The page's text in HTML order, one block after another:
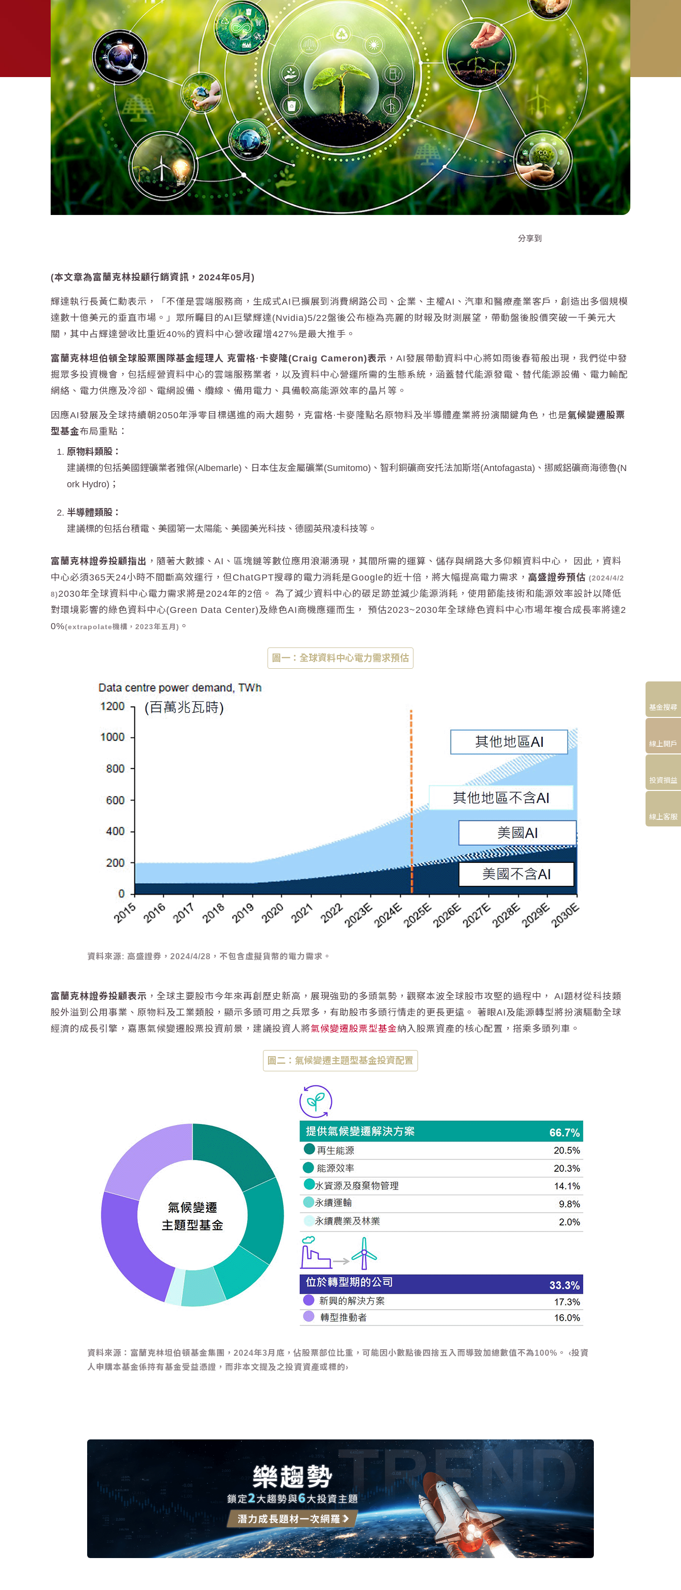
分享到
(本文章為富蘭克林投顧行銷資訊，2024年05月)
輝達執行長黃仁勳表示，「不僅是雲端服務商，生成式AI已擴展到消費網路公司、企業、主權AI、汽車和醫療產業客戶，創造出多個規模
達數十億美元的垂直市場。」眾所矚目的AI巨擘輝達(Nvidia)5/22盤後公布極為亮麗的財報及財測展望，帶動盤後股價突破一千美元大
關，其中占輝達營收比重近40%的資料中心營收躍增427%是最大推手。
富蘭克林坦伯頓全球股票團隊基金經理人 克雷格·卡麥隆(Craig Cameron)表示 ，AI發展帶動資料中心將如雨後春筍般出現，我們從中發
掘眾多投資機會，包括經營資料中心的雲端服務業者，以及資料中心營運所需的生態系統，涵蓋替代能源發電、替代能源設備、電力輸配
網絡、電力供應及冷卻、電網設備、纜線、備用電力、具備較高能源效率的晶片等。
因應AI發展及全球持續朝2050年淨零目標邁進的兩大趨勢，克雷格·卡麥隆點名原物料及半導體產業將扮演關鍵角色，也是氣候變遷股票
型基金布局重點：
原物料類股：
建議標的包括美國鋰礦業者雅保(Albemarle)、日本住友金屬礦業(Sumitomo)、智利銅礦商安托法加斯塔(Antofagasta)、挪威鋁礦商海德魯(N
ork Hydro)；
半導體類股：
建議標的包括台積電、美國第一太陽能、美國美光科技、德國英飛凌科技等。
富蘭克林證券投顧指出 ，隨著大數據、AI、區塊鏈等數位應用浪潮湧現，其間所需的運算、儲存與網路大多仰賴資料中心， 因此，資料
中心必須365天24小時不間斷高效運行，但ChatGPT搜尋的電力消耗是Google的近十倍，將大幅提高電力需求， 高盛證券預估 (2024/4/2
8)2030年全球資料中心電力需求將是2024年的2倍。 為了減少資料中心的碳足跡並減少能源消耗，使用節能技術和能源效率設計以降低
對環境影響的綠色資料中心(Green Data Center)及綠色AI商機應運而生， 預估2023~2030年全球綠色資料中心市場年複合成長率將達2
0%(extrapolate機構，2023年五月) 。
圖一：全球資料中心電力需求預估
資料來源: 高盛證券，2024/4/28，不包含虛擬貨幣的電力需求。
富蘭克林證券投顧表示 ，全球主要股市今年來再創歷史新高，展現強勁的多頭氣勢，觀察本波全球股市攻堅的過程中， AI題材從科技類
股外溢到公用事業、原物料及工業類股，顯示多頭可用之兵眾多，有助股市多頭行情走的更長更遠。 著眼AI及能源轉型將扮演驅動全球
經濟的成長引擎，嘉惠氣候變遷股票投資前景，建議投資人將氣候變遷股票型基金納入股票資產的核心配置，搭乘多頭列車。
圖二：氣候變遷主題型基金投資配置
資料來源：富蘭克林坦伯頓基金集團，2024年3月底，佔股票部位比重，可能因小數點後四捨五入而導致加總數值不為100%。 ‹投資
人申購本基金係持有基金受益憑證，而非本文提及之投資資產或標的›
基金搜尋
線上開戶
投資損益
線上客服